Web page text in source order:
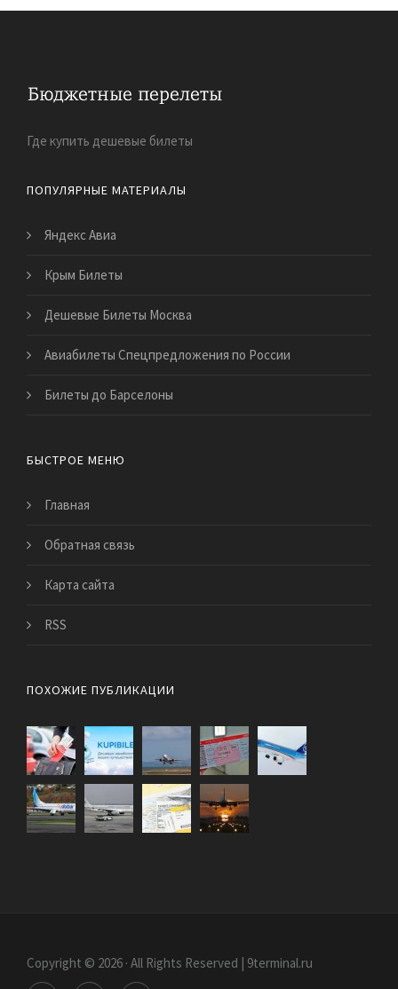
Где купить дешевые билеты
ПОПУЛЯРНЫЕ МАТЕРИАЛЫ
Яндекс Авиа
Крым Билеты
Дешевые Билеты Москва
Авиабилеты Спецпредложения по России
Билеты до Барселоны
БЫСТРОЕ МЕНЮ
Главная
Обратная связь
Карта сайта
RSS
ПОХОЖИЕ ПУБЛИКАЦИИ
Copyright © 2026 · All Rights Reserved | 9terminal.ru